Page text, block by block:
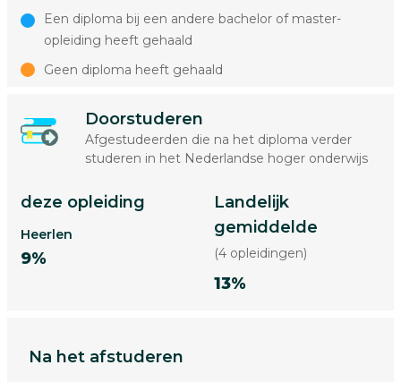
Een diploma bij een andere bachelor of master-
opleiding heeft gehaald
Geen diploma heeft gehaald
Doorstuderen
Afgestudeerden die na het diploma verder
studeren in het Nederlandse hoger onderwijs
deze opleiding
Heerlen
9%
Landelijk
gemiddelde
(4 opleidingen)
13%
Na het afstuderen